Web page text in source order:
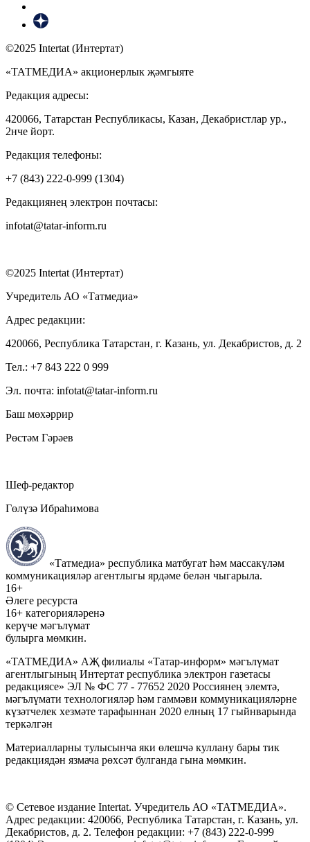
©2025 Intertat (Интертат)
«ТАТМЕДИА» акционерлык җәмгыяте
Редакция адресы:
420066, Татарстан Республикасы, Казан, Декабристлар ур.,
2нче йорт.
Редакция телефоны:
+7 (843) 222-0-999 (1304)
Редакциянең электрон почтасы:
infotat@tatar-inform.ru
©2025 Intertat (Интертат)
Учредитель АО «Татмедиа»
Адрес редакции:
420066, Республика Татарстан, г. Казань, ул. Декабристов, д. 2
Тел.: +7 843 222 0 999
Эл. почта: infotat@tatar-inform.ru
Баш мөхәррир
Рөстәм Гәрәев
Шеф-редактор
Гөлүзә Ибраһимова
«Татмедиа» республика матбугат һәм массакүләм
коммуникацияләр агентлыгы ярдәме белән чыгарыла.
16+
Әлеге ресурста
16+ категорияләренә
керүче мәгълүмат
булырга мөмкин.
«ТАТМЕДИА» АҖ филиалы «Татар-информ» мәгълүмат
агентлыгының Интертат республика электрон газетасы
редакциясе» ЭЛ № ФС 77 - 77652 2020 Россиянең элемтә,
мәгълүмати технологияләр һәм гаммәви коммуникацияләрне
күзәтчелек хезмәте тарафыннан 2020 елның 17 гыйнварында
теркәлгән
Материалларны тулысынча яки өлешчә куллану бары тик
редакциядән язмача рөхсәт булганда гына мөмкин.
© Сетевое издание Intertat. Учредитель АО «ТАТМЕДИА».
Адрес редакции: 420066, Республика Татарстан, г. Казань, ул.
Декабристов, д. 2. Телефон редакции: +7 (843) 222-0-999